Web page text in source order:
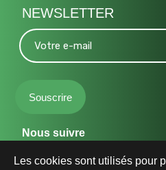
Les cookies sont utilisés pour
NEWSLETTER
Nous suivre